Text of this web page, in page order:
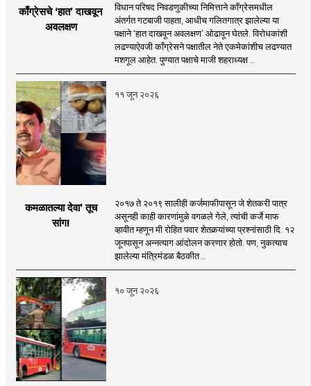
काँग्रेसचे ‘हात’ दाखवून
अवलक्षण
विधान परिषद निवडणुकीच्या निमित्ताने काँग्रेसमधील
अंतर्गत गटबाजी पाहता, आधीच गलितगात्र झालेल्या या
पक्षाने ‘हात दाखवून अवलक्षण’ ओढावून घेतले. विरोधकांशी
लढण्याऐवजी काँग्रेसने पक्षातील नेते एकमेकांशीच लढण्यात
मशगूल आहेत. पुण्यात पक्षाचे माजी शहराध्यक्ष ..
११ जून २०२६
कमळातल्या देवा’ तूच
सांग!
२०१७ ते २०१९ सालीही कर्जमाफीपासून जे शेतकरी पात्र
असूनही काही कारणांमुळे वगळले गेले, त्यांची कर्जे माफ
व्हावीत म्हणून मी रोहित पवार शेतकर्‍यांच्या प्रश्नांसाठी दि. १२
जूनपासून अन्नत्याग आंदोलन करणार होतो. पण, नुकत्याच
झालेल्या मंत्रिमंडळ बैठकीत ..
१० जून २०२६